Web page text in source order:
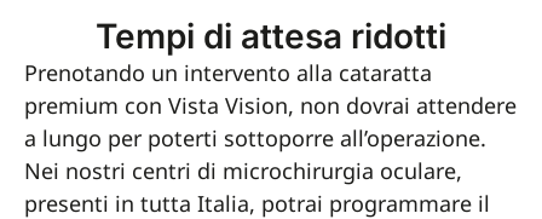
Tempi di attesa ridotti
Prenotando un intervento alla cataratta
premium con Vista Vision, non dovrai attendere
a lungo per poterti sottoporre all’operazione.
Nei nostri centri di microchirurgia oculare,
presenti in tutta Italia, potrai programmare il